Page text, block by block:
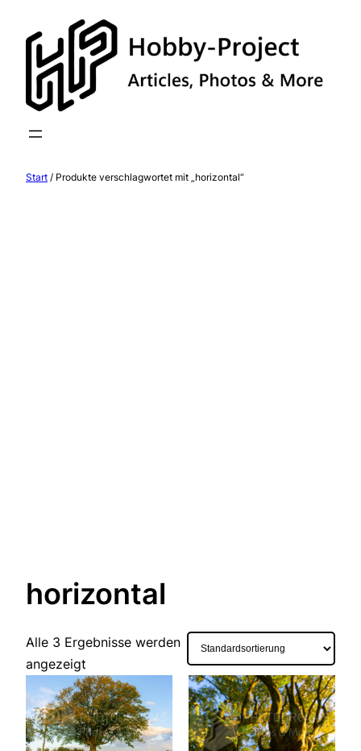
Inhalt
springen
Start / Produkte verschlagwortet mit „horizontal“
horizontal
Alle 3 Ergebnisse werden
angezeigt